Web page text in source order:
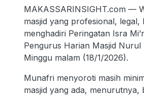
MAKASSARINSIGHT.com —
masjid yang profesional,
menghadiri Peringatan Isra
Pengurus Harian Masjid
Minggu malam (18/1/2026).
Munafri menyoroti masih
masjid yang ada,